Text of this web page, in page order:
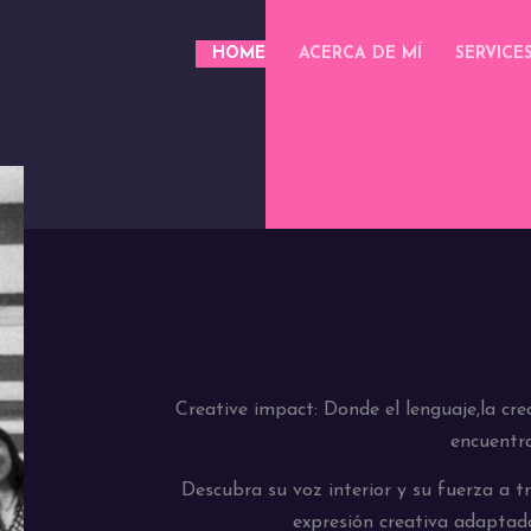
HOME ACERCA DE MÍ
Creative impact: Donde el lenguaje,la
Descubra su voz interior y su fuerza a
expresión creativa